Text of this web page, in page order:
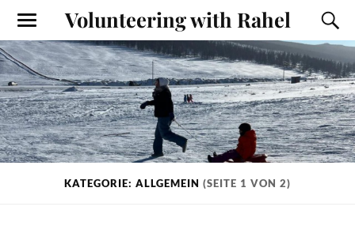
Volunteering with Rahel
KATEGORIE: ALLGEMEIN (SEITE 1 VON 2)